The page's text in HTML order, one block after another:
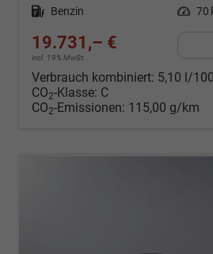
Kraftstoff Benzin Leistung 70
19.731,– €
incl. 19% MwSt.
Verbrauch kombiniert: 5,10 l/
CO2-Klasse: C
CO2-Emissionen: 115,00 g/km